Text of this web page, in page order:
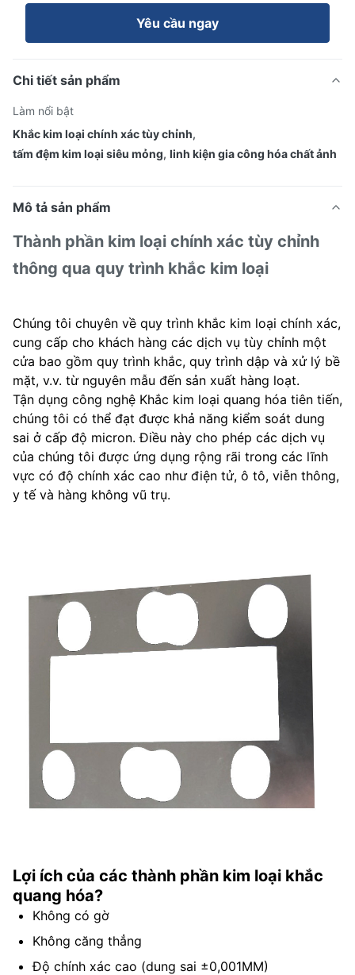
Yêu cầu ngay
Chi tiết sản phẩm
Làm nổi bật
Khắc kim loại chính xác tùy chỉnh,
tấm đệm kim loại siêu mỏng, linh kiện gia công hóa chất ảnh
Mô tả sản phẩm
Thành phần kim loại chính xác tùy chỉnh
thông qua quy trình khắc kim loại
Chúng tôi chuyên về quy trình khắc kim loại chính xác,
cung cấp cho khách hàng các dịch vụ tùy chỉnh một
cửa bao gồm quy trình khắc, quy trình dập và xử lý bề
mặt, v.v. từ nguyên mẫu đến sản xuất hàng loạt.
Tận dụng công nghệ Khắc kim loại quang hóa tiên tiến,
chúng tôi có thể đạt được khả năng kiểm soát dung
sai ở cấp độ micron. Điều này cho phép các dịch vụ
của chúng tôi được ứng dụng rộng rãi trong các lĩnh
vực có độ chính xác cao như điện tử, ô tô, viễn thông,
y tế và hàng không vũ trụ.
Lợi ích của các thành phần kim loại khắc
quang hóa?
Không có gờ
Không căng thẳng
Độ chính xác cao (dung sai ±0,001MM)